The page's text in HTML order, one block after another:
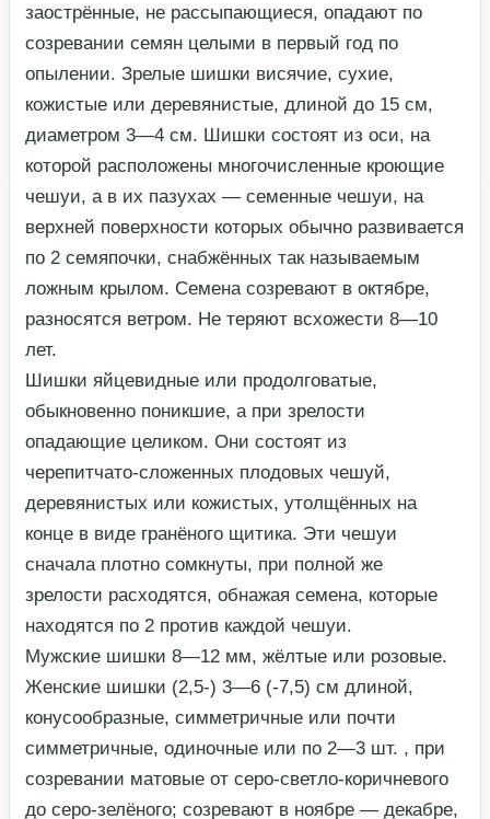
заострённые, не рассыпающиеся, опадают по
созревании семян целыми в первый год по
опылении. Зрелые шишки висячие, сухие,
кожистые или деревянистые, длиной до 15 см,
диаметром 3—4 см. Шишки состоят из оси, на
которой расположены многочисленные кроющие
чешуи, а в их пазухах — семенные чешуи, на
верхней поверхности которых обычно развивается
по 2 семяпочки, снабжённых так называемым
ложным крылом. Семена созревают в октябре,
разносятся ветром. Не теряют всхожести 8—10
лет.​
​Шишки яйцевидные или продолговатые,
обыкновенно поникшие, а при зрелости
опадающие целиком. Они состоят из
черепитчато-сложенных плодовых чешуй,
деревянистых или кожистых, утолщённых на
конце в виде гранёного щитика. Эти чешуи
сначала плотно сомкнуты, при полной же
зрелости расходятся, обнажая семена, которые
находятся по 2 против каждой чешуи.​
​Мужские шишки 8—12 мм, жёлтые или розовые.
Женские шишки (2,5-) 3—6 (-7,5) см длиной,
конусообразные, симметричные или почти
симметричные, одиночные или по 2—3 шт. , при
созревании матовые от серо-светло-коричневого
до серо-зелёного; созревают в ноябре — декабре,